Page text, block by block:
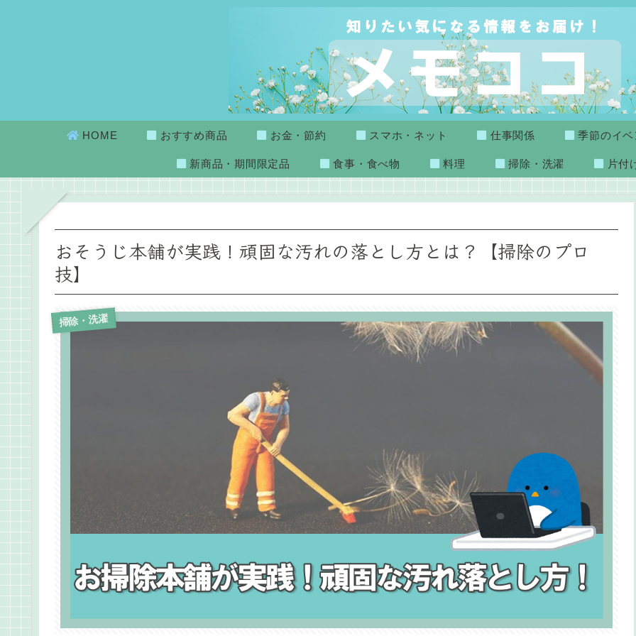
HOME おすすめ商品 お金・節約 スマホ・ネット 仕事関係 季節のイ
新商品・期間限定品 食事・食べ物 料理 掃除・洗濯 片付
おそうじ本舗が実践！頑固な汚れの落とし方とは？【掃除のプロ
技】
掃除・洗濯